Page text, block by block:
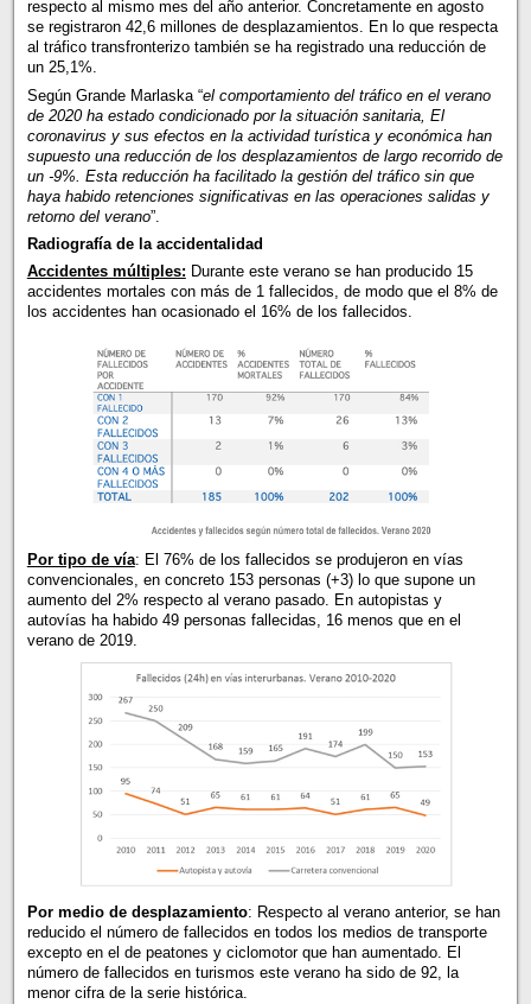
respecto al mismo mes del año anterior. Concretamente en agosto
se registraron 42,6 millones de desplazamientos. En lo que respecta
al tráfico transfronterizo también se ha registrado una reducción de
un 25,1%.
Según Grande Marlaska “el comportamiento del tráfico en el verano
de 2020 ha estado condicionado por la situación sanitaria, El
coronavirus y sus efectos en la actividad turística y económica han
supuesto una reducción de los desplazamientos de largo recorrido de
un -9%. Esta reducción ha facilitado la gestión del tráfico sin que
haya habido retenciones significativas en las operaciones salidas y
retorno del verano”.
Radiografía de la accidentalidad
Accidentes múltiples: Durante este verano se han producido 15
accidentes mortales con más de 1 fallecidos, de modo que el 8% de
los accidentes han ocasionado el 16% de los fallecidos.
Por tipo de vía: El 76% de los fallecidos se produjeron en vías
convencionales, en concreto 153 personas (+3) lo que supone un
aumento del 2% respecto al verano pasado. En autopistas y
autovías ha habido 49 personas fallecidas, 16 menos que en el
verano de 2019.
Por medio de desplazamiento: Respecto al verano anterior, se han
reducido el número de fallecidos en todos los medios de transporte
excepto en el de peatones y ciclomotor que han aumentado. El
número de fallecidos en turismos este verano ha sido de 92, la
menor cifra de la serie histórica.